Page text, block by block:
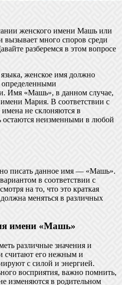
женского имени Машь или
много споров среди
разберемся в этом вопросе
женское имя должно
определенными
Имя «Машь», в данном случае,
Мария. В соответствии с
не склоняются в
остаются неизменными в любой
писать данное имя — «Машь».
в соответствии с
на то, что это краткая
меняться в различных
имени «Машь»
различные значения и
считают его нежным и
с силой и энергией.
восприятия, важно помнить,
изменяются в родительном